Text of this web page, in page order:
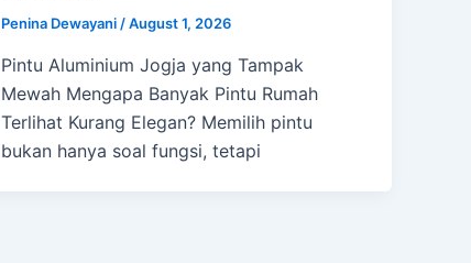
Penina Dewayani /August 1, 2026
Pintu Aluminium Jogja yang Tampak
Mewah Mengapa Banyak Pintu Rumah
Terlihat Kurang Elegan? Memilih pintu
bukan hanya soal fungsi, tetapi